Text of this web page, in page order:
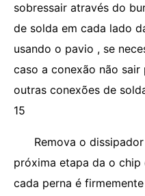
sobressair através do
de solda em cada lado
usando o pavio , se
caso a conexão não sair
outras conexões de
15
Remova o
próxima etapa da o
cada perna é